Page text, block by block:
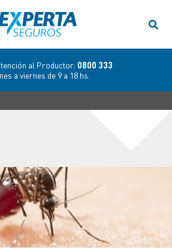
al Productor: 0800 333
a viernes de 9 a 18 hs.